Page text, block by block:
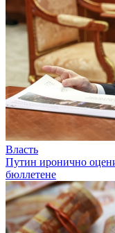
Власть
Путин иронично
бюллетене